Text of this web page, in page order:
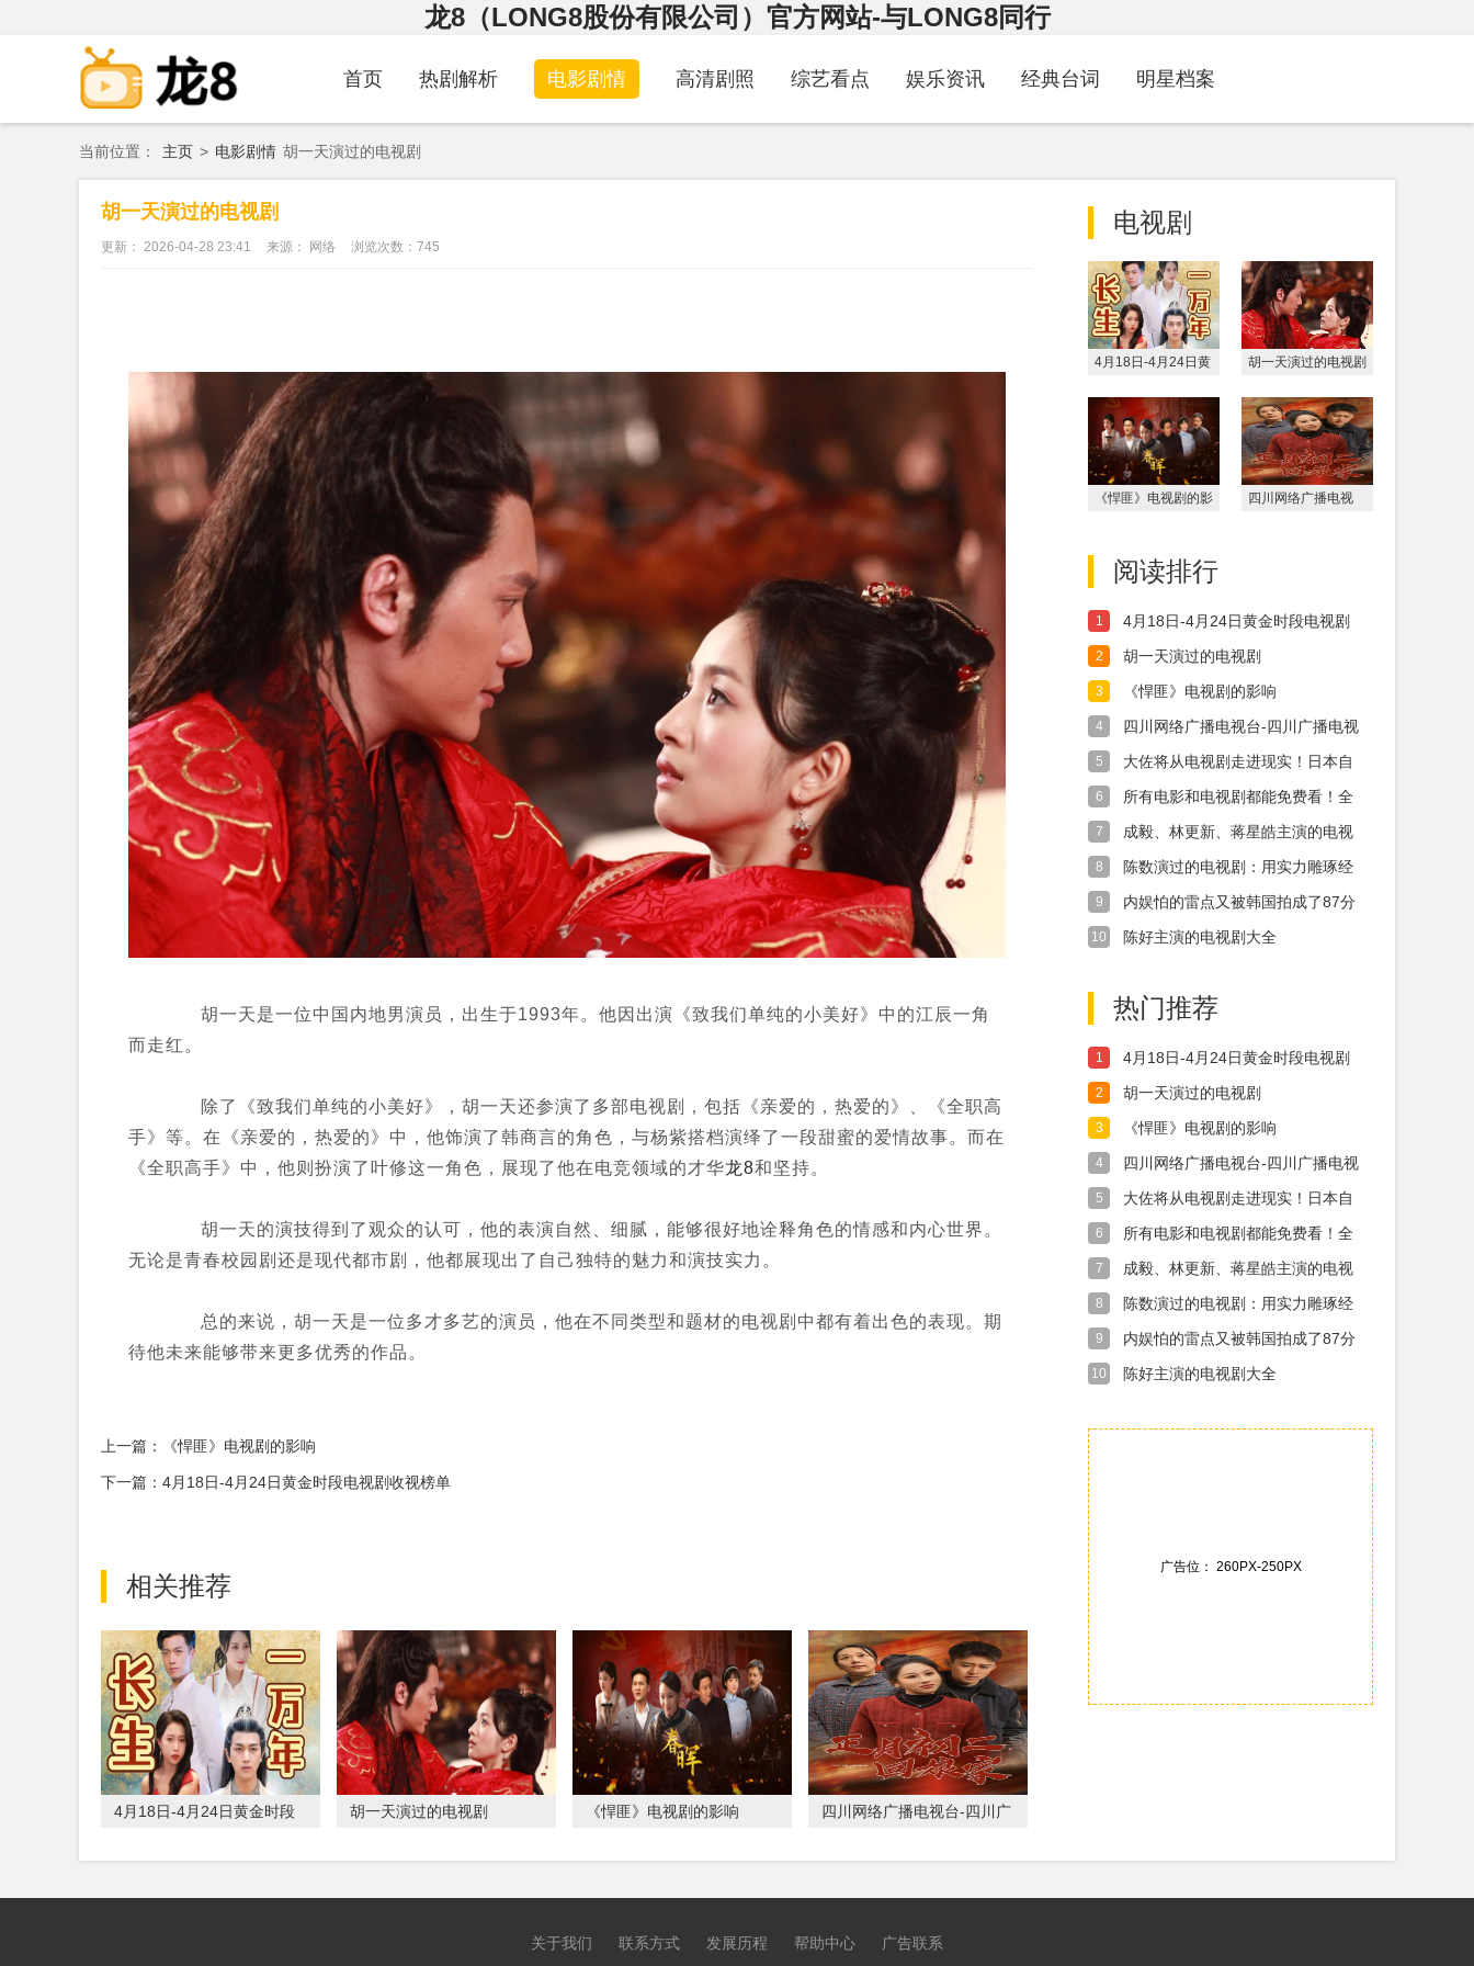
龙8（LONG8股份有限公司）官方网站-与LONG8同行
首页 热剧解析 电影剧情 高清剧照 综艺看点 娱乐资讯 经典台词 明星档案
当前位置： 主页 > 电影剧情 胡一天演过的电视剧
胡一天演过的电视剧
更新： 2026-04-28 23:41 来源： 网络 浏览次数： 745
胡一天是一位中国内地男演员，出生于1993年。他因出演《致我们单纯的小美好》中的江辰一角
而走红。
除了《致我们单纯的小美好》，胡一天还参演了多部电视剧，包括《亲爱的，热爱的》、《全职高
手》等。在《亲爱的，热爱的》中，他饰演了韩商言的角色，与杨紫搭档演绎了一段甜蜜的爱情故事。而在
《全职高手》中，他则扮演了叶修这一角色，展现了他在电竞领域的才华龙8和坚持。
胡一天的演技得到了观众的认可，他的表演自然、细腻，能够很好地诠释角色的情感和内心世界。
无论是青春校园剧还是现代都市剧，他都展现出了自己独特的魅力和演技实力。
总的来说，胡一天是一位多才多艺的演员，他在不同类型和题材的电视剧中都有着出色的表现。期
待他未来能够带来更多优秀的作品。
上一篇：《悍匪》电视剧的影响
下一篇：4月18日-4月24日黄金时段电视剧收视榜单
相关推荐
4月18日-4月24日黄金时段
胡一天演过的电视剧 《悍匪》电视剧的影响
四川网络广播电视台-四川广
电视剧
4月18日-4月24日黄
胡一天演过的电视剧
《悍匪》电视剧的影
四川网络广播电视
阅读排行
1
4月18日-4月24日黄金时段电视剧
2 胡一天演过的电视剧
3 《悍匪》电视剧的影响
4
四川网络广播电视台-四川广播电视
5
大佐将从电视剧走进现实！日本自
6
所有电影和电视剧都能免费看！全
7
成毅、林更新、蒋星皓主演的电视
8
陈数演过的电视剧：用实力雕琢经
9
内娱怕的雷点又被韩国拍成了87分
10 陈好主演的电视剧大全
热门推荐
1
4月18日-4月24日黄金时段电视剧
2 胡一天演过的电视剧
3 《悍匪》电视剧的影响
4
四川网络广播电视台-四川广播电视
5
大佐将从电视剧走进现实！日本自
6
所有电影和电视剧都能免费看！全
7
成毅、林更新、蒋星皓主演的电视
8
陈数演过的电视剧：用实力雕琢经
9
内娱怕的雷点又被韩国拍成了87分
10 陈好主演的电视剧大全
广告位： 260PX-250PX
关于我们 联系方式 发展历程 帮助中心
广告联系